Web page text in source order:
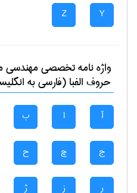
Y
Z
واژه نامه تخصصیمهندسی
حروف الفبا (فارسی به
آ ا ب
ج چ ح
ر ز ژ